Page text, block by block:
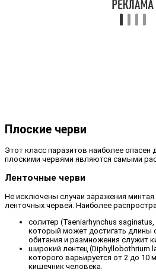
Плоские черви
Этот класс паразитов наиболее опасен
плоскими червями являются самыми
Ленточные черви
Не исключены случаи заражения
ленточных червей. Наиболее
солитер (Taeniarhynchus
который может достигать длины
обитания и размножения служит
широкий лентец (Diphyllobothrium
которого варьируется от 2 до 10
кишечник человека.